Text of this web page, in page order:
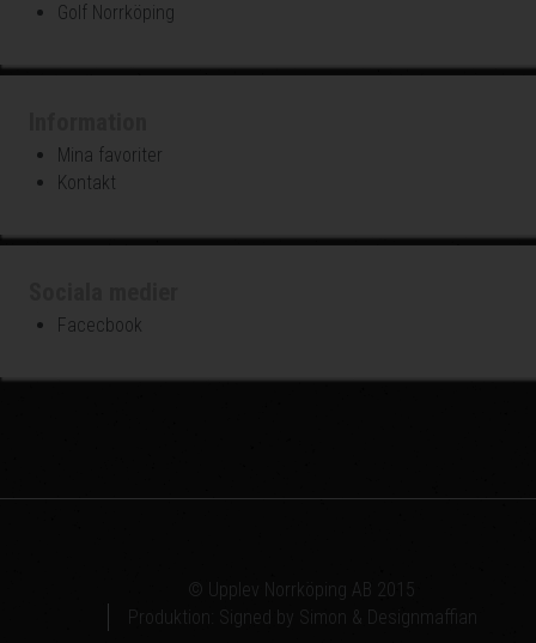
Golf Norrköping
Mina favoriter
Kontakt
Facecbook
© Upplev Norrköping AB 2015
Produktion:
Signed by Simon & Designmaffian